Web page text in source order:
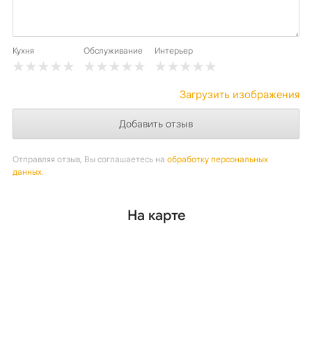
Кухня Обслуживание Интерьер
Загрузить изображения
Отправляя отзыв, Вы соглашаетесь на обработку персональных
данных.
На карте